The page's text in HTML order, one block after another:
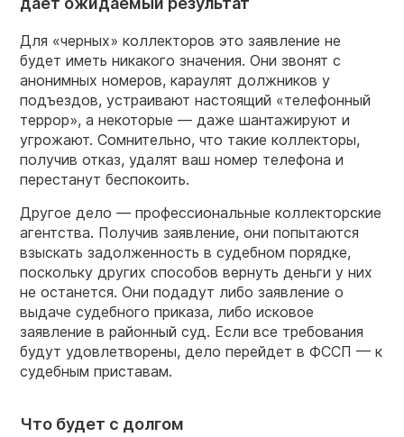
Для «черных» коллекторов это заявление не
будет иметь никакого значения. Они звонят с
анонимных номеров, караулят должников у
подъездов, устраивают настоящий «телефонный
террор», а некоторые — даже шантажируют и
угрожают. Сомнительно, что такие коллекторы,
получив отказ, удалят ваш номер телефона и
перестанут беспокоить.
Другое дело — профессиональные коллекторские
агентства. Получив заявление, они попытаются
взыскать задолженность в судебном порядке,
поскольку других способов вернуть деньги у них
не останется. Они подадут либо заявление о
выдаче судебного приказа, либо исковое
заявление в районный суд. Если все требования
будут удовлетворены, дело перейдет в ФССП — к
судебным приставам.
Что будет с долгом